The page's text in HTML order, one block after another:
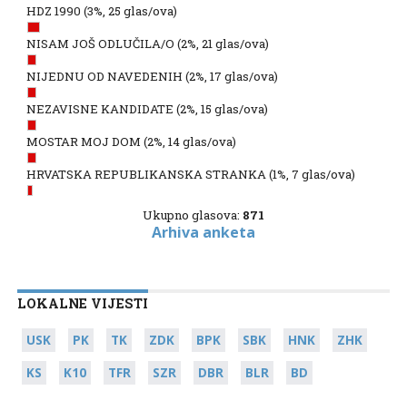
HDZ 1990 (3%, 25 glas/ova)
NISAM JOŠ ODLUČILA/O (2%, 21 glas/ova)
NIJEDNU OD NAVEDENIH (2%, 17 glas/ova)
NEZAVISNE KANDIDATE (2%, 15 glas/ova)
MOSTAR MOJ DOM (2%, 14 glas/ova)
HRVATSKA REPUBLIKANSKA STRANKA(1%, 7 glas/ova)
Ukupno glasova: 871
Arhiva anketa
LOKALNE VIJESTI
USK PK TK ZDK BPK SBK HNK
ZHK
KS
K10 TFR SZR DBR BLR BD